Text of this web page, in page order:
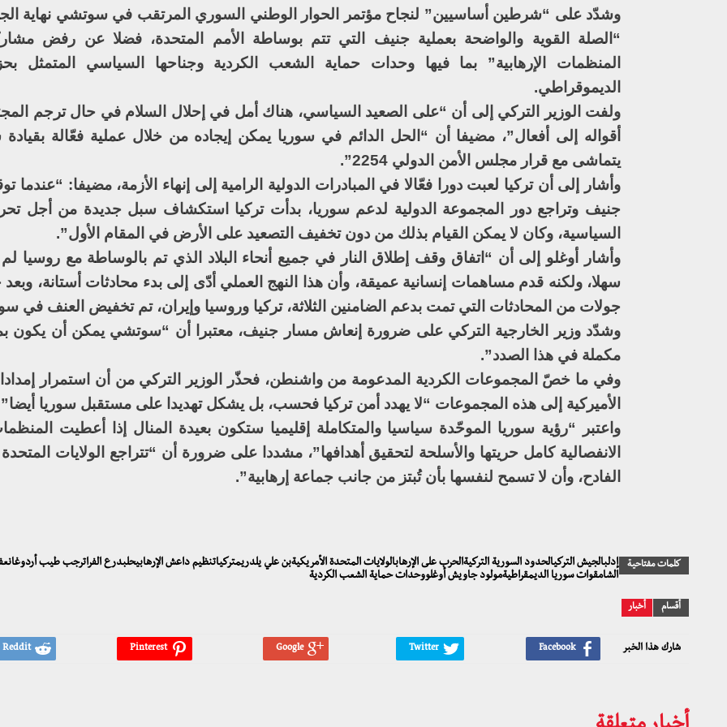
وشدّد على “شرطين أساسيين” لنجاح مؤتمر الحوار الوطني السوري المرتقب في سوتشي نهاية
“الصلة القوية والواضحة بعملية جنيف التي تتم بوساطة الأمم المتحدة، فضلا عن رفض
المنظمات الإرهابية” بما فيها وحدات حماية الشعب الكردية وجناحها السياسي المتمثل
الديموقراطي.
ولفت الوزير التركي إلى أن “على الصعيد السياسي، هناك أمل في إحلال السلام في حال ترجم
أقواله إلى أفعال”، مضيفا أن “الحل الدائم في سوريا يمكن إيجاده من خلال عملية فعّالة بقيادة
يتماشى مع قرار مجلس الأمن الدولي 2254”.
وأشار إلى أن تركيا لعبت دورا فعّالا في المبادرات الدولية الرامية إلى إنهاء الأزمة، مضيفا: “عندما
جنيف وتراجع دور المجموعة الدولية لدعم سوريا، بدأت تركيا استكشاف سبل جديدة من أجل
السياسية، وكان لا يمكن القيام بذلك من دون تخفيف التصعيد على الأرض في المقام الأول”.
وأشار أوغلو إلى أن “اتفاق وقف إطلاق النار في جميع أنحاء البلاد الذي تم بالوساطة مع روسيا لم
سهلا، ولكنه قدم مساهمات إنسانية عميقة، وأن هذا النهج العملي أدّى إلى بدء محادثات أستانة، وبعد
جولات من المحادثات التي تمت بدعم الضامنين الثلاثة، تركيا وروسيا وإيران، تم تخفيض العنف في
وشدّد وزير الخارجية التركي على ضرورة إنعاش مسار جنيف، معتبرا أن “سوتشي يمكن أن يكون
مكملة في هذا الصدد”.
وفي ما خصّ المجموعات الكردية المدعومة من واشنطن، فحذّر الوزير التركي من أن استمرار
الأميركية إلى هذه المجموعات “لا يهدد أمن تركيا فحسب، بل يشكل تهديدا على مستقبل سوريا
واعتبر “رؤية سوريا الموحّدة سياسيا والمتكاملة إقليميا ستكون بعيدة المنال إذا أعطيت
الانفصالية كامل حريتها والأسلحة لتحقيق أهدافها”، مشددا على ضرورة أن “تتراجع الولايات
الفادح، وأن لا تسمح لنفسها بأن تُبتز من جانب جماعة إرهابية”.
كلمات مفتاحية
إدلبالجيش التركيالحدود السورية التركيةالحرب على الإرهابالولايات المتحدة الأمريكيةبن علي يلدريمتركياتنظيم داعش الإرهابيحلبدرع الفراترجب طيب
الشامقوات سوريا الديمقراطيةمولود جاويش أوغلووحدات حماية الشعب الكردية
أقسام أخبار
شارك هذا الخبر